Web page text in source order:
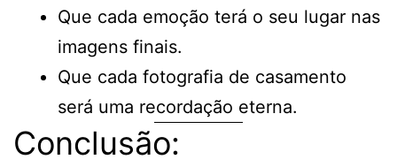
Que cada emoção terá o seu lugar nas
imagens finais.
Que cada fotografia de casamento
será uma recordação eterna.
Conclusão: